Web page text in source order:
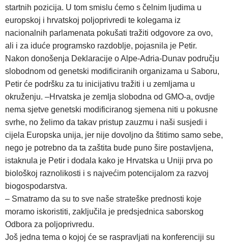
startnih pozicija. U tom smislu ćemo s čelnim ljudima u
europskoj i hrvatskoj poljoprivredi te kolegama iz
nacionalnih parlamenata pokušati tražiti odgovore za ovo,
ali i za iduće programsko razdoblje, pojasnila je Petir.
Nakon donošenja Deklaracije o Alpe-Adria-Dunav području
slobodnom od genetski modificiranih organizama u Saboru,
Petir će podršku za tu inicijativu tražiti i u zemljama u
okruženju. –Hrvatska je zemlja slobodna od GMO-a, ovdje
nema sjetve genetski modificiranog sjemena niti u pokusne
svrhe, no želimo da takav pristup zauzmu i naši susjedi i
cijela Europska unija, jer nije dovoljno da štitimo samo sebe,
nego je potrebno da ta zaštita bude puno šire postavljena,
istaknula je Petir i dodala kako je Hrvatska u Uniji prva po
biološkoj raznolikosti i s najvećim potencijalom za razvoj
biogospodarstva.
– Smatramo da su to sve naše strateške prednosti koje
moramo iskoristiti, zaključila je predsjednica saborskog
Odbora za poljoprivredu.
Još jedna tema o kojoj će se raspravljati na konferenciji su